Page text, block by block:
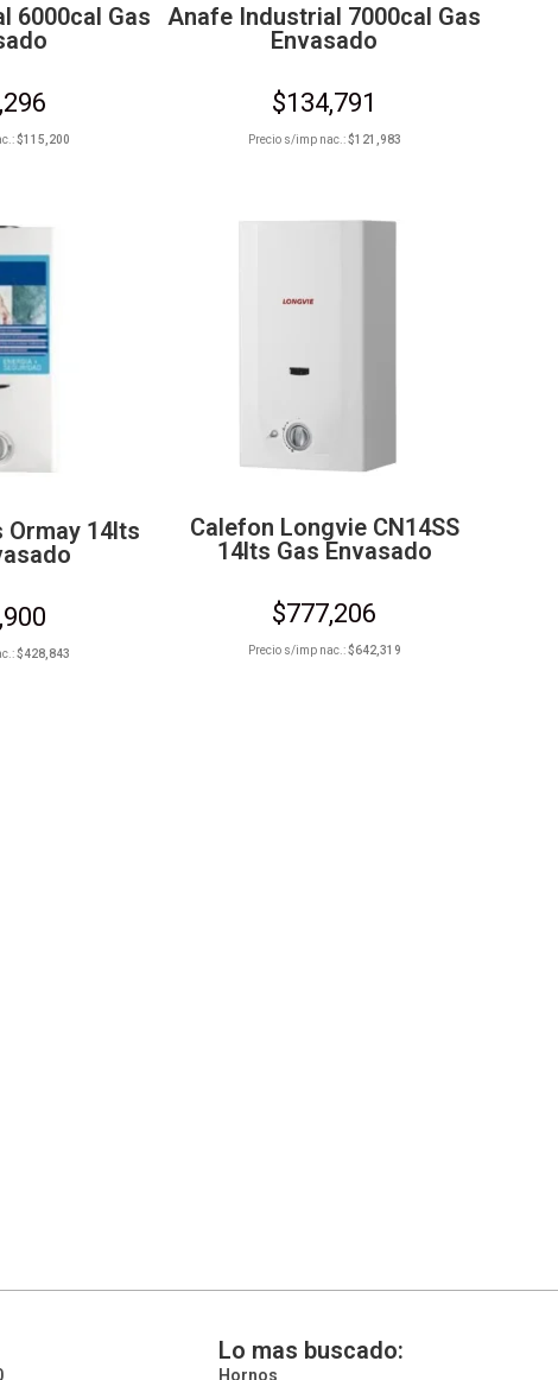
6000cal Gas
$115,200
Anafe Industrial 7000cal Gas
Envasado
$134,791
Precio s/imp nac.:$121,983
Ormay 14lts
$428,843
Calefon Longvie CN14SS
14lts Gas Envasado
$777,206
Precio s/imp nac.:$642,319
Lo mas buscado:
Hornos